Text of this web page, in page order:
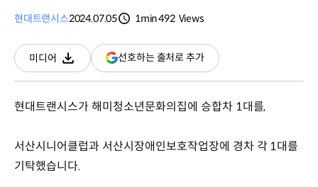
현대트랜시스2024.07.05
1min492 Views
미디어
다운로드
선호하는 출처로 추가(새
창
현대트랜시스가 해미청소년문화의집에 승합차 1대를,
서산시니어클럽과 서산시장애인보호작업장에 경차 각 1대를
기탁했습니다.